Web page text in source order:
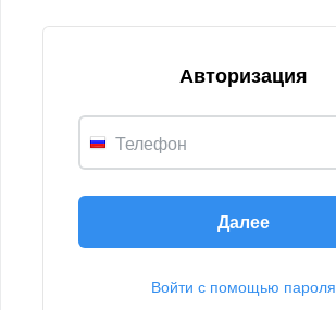
Авторизация
Телефон
Далее
Войти с помощью пароля